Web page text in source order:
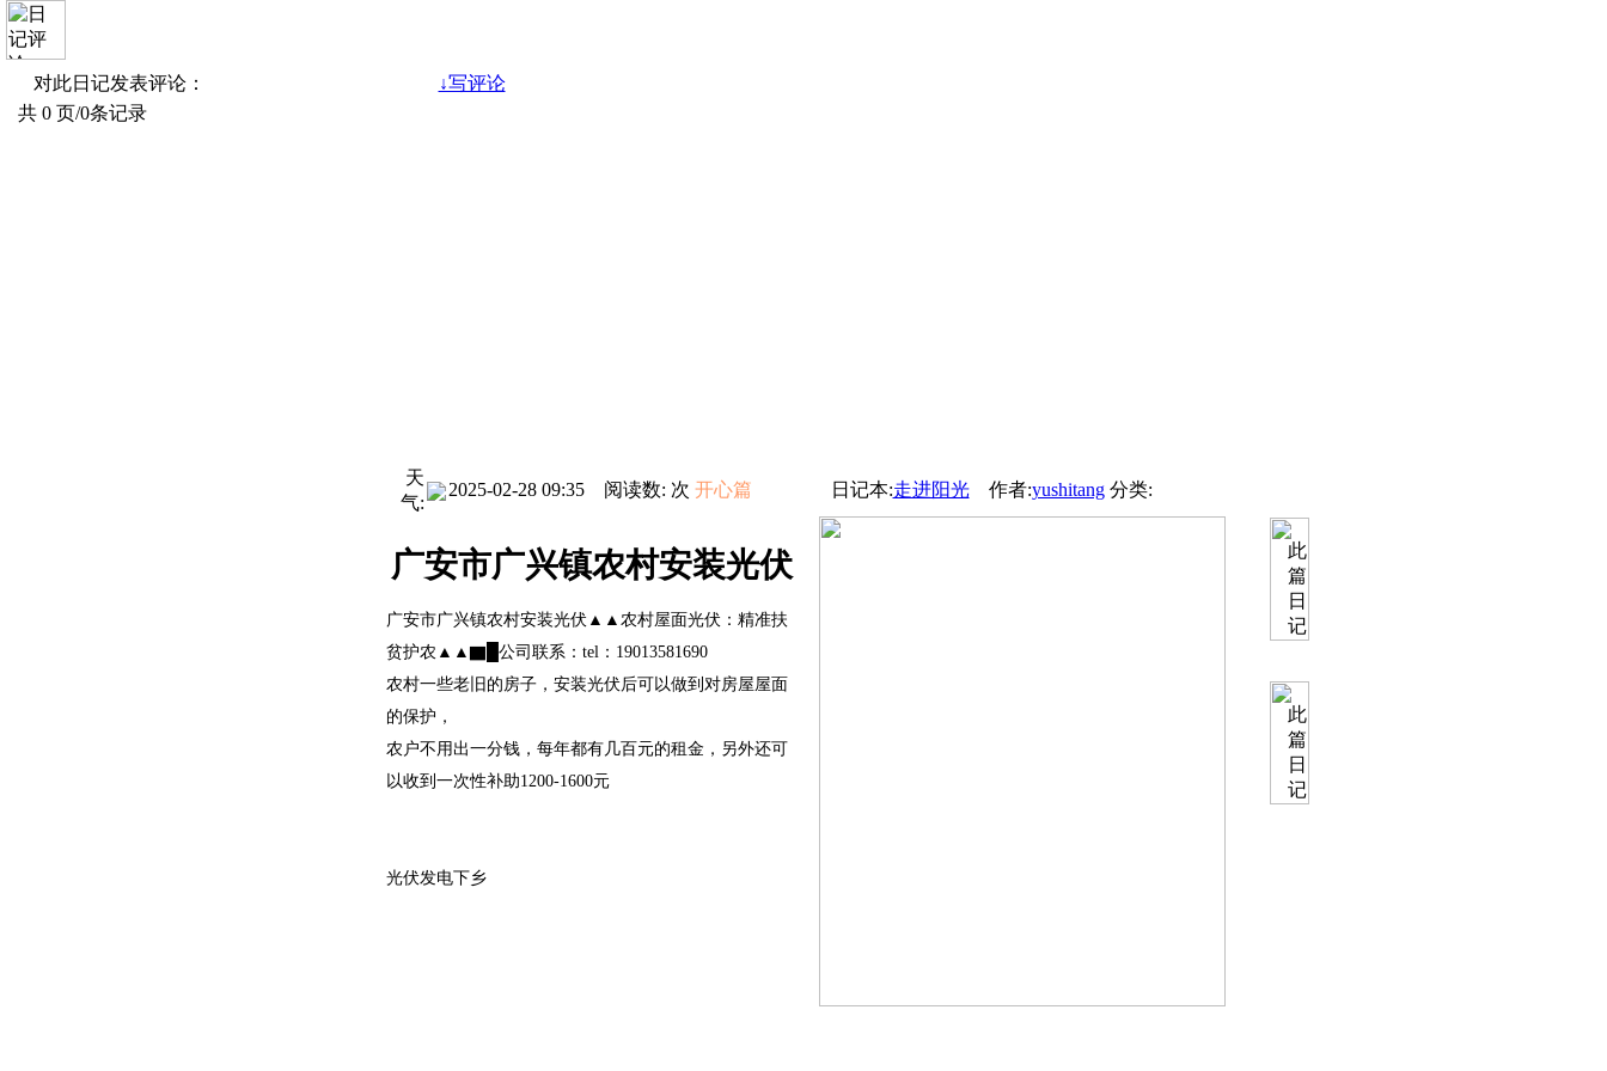
天
气:
2025-02-28 09:35 阅读数: 次 开心篇 日记本:走进阳光作者:yushitang分类:
广安市广兴镇农村安装光伏
广安市广兴镇农村安装光伏▲▲农村屋面光伏：精准扶
贫护农▲▲▇█公司联系：tel：19013581690
农村一些老旧的房子，安装光伏后可以做到对房屋屋面
的保护，
农户不用出一分钱，每年都有几百元的租金，另外还可
以收到一次性补助1200-1600元
光伏发电下乡